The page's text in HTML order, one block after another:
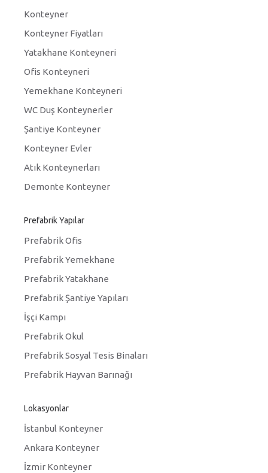
Konteyner
Konteyner Fiyatları
Yatakhane Konteyneri
Ofis Konteyneri
Yemekhane Konteyneri
WC Duş Konteynerler
Şantiye Konteyner
Konteyner Evler
Atık Konteynerları
Demonte Konteyner
Prefabrik Yapılar
Prefabrik Ofis
Prefabrik Yemekhane
Prefabrik Yatakhane
Prefabrik Şantiye Yapıları
İşçi Kampı
Prefabrik Okul
Prefabrik Sosyal Tesis Binaları
Prefabrik Hayvan Barınağı
Lokasyonlar
İstanbul Konteyner
Ankara Konteyner
İzmir Konteyner